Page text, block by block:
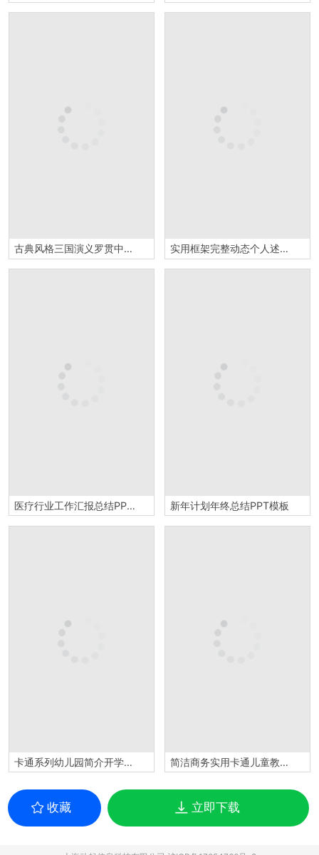
古典风格三国演义罗贯中名著知识点梳理语文课程教师专用PPT模板 实用框架完整动态个人述职竞聘报告PPT模板
医疗行业工作汇报总结PPT模板 新年计划年终总结PPT模板
卡通系列幼儿园简介开学季主题PPT模板 简洁商务实用卡通儿童教育教学PPT模板
收藏 立即下载